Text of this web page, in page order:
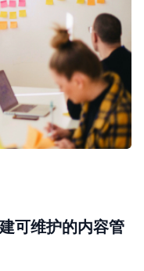
可维护的内容管